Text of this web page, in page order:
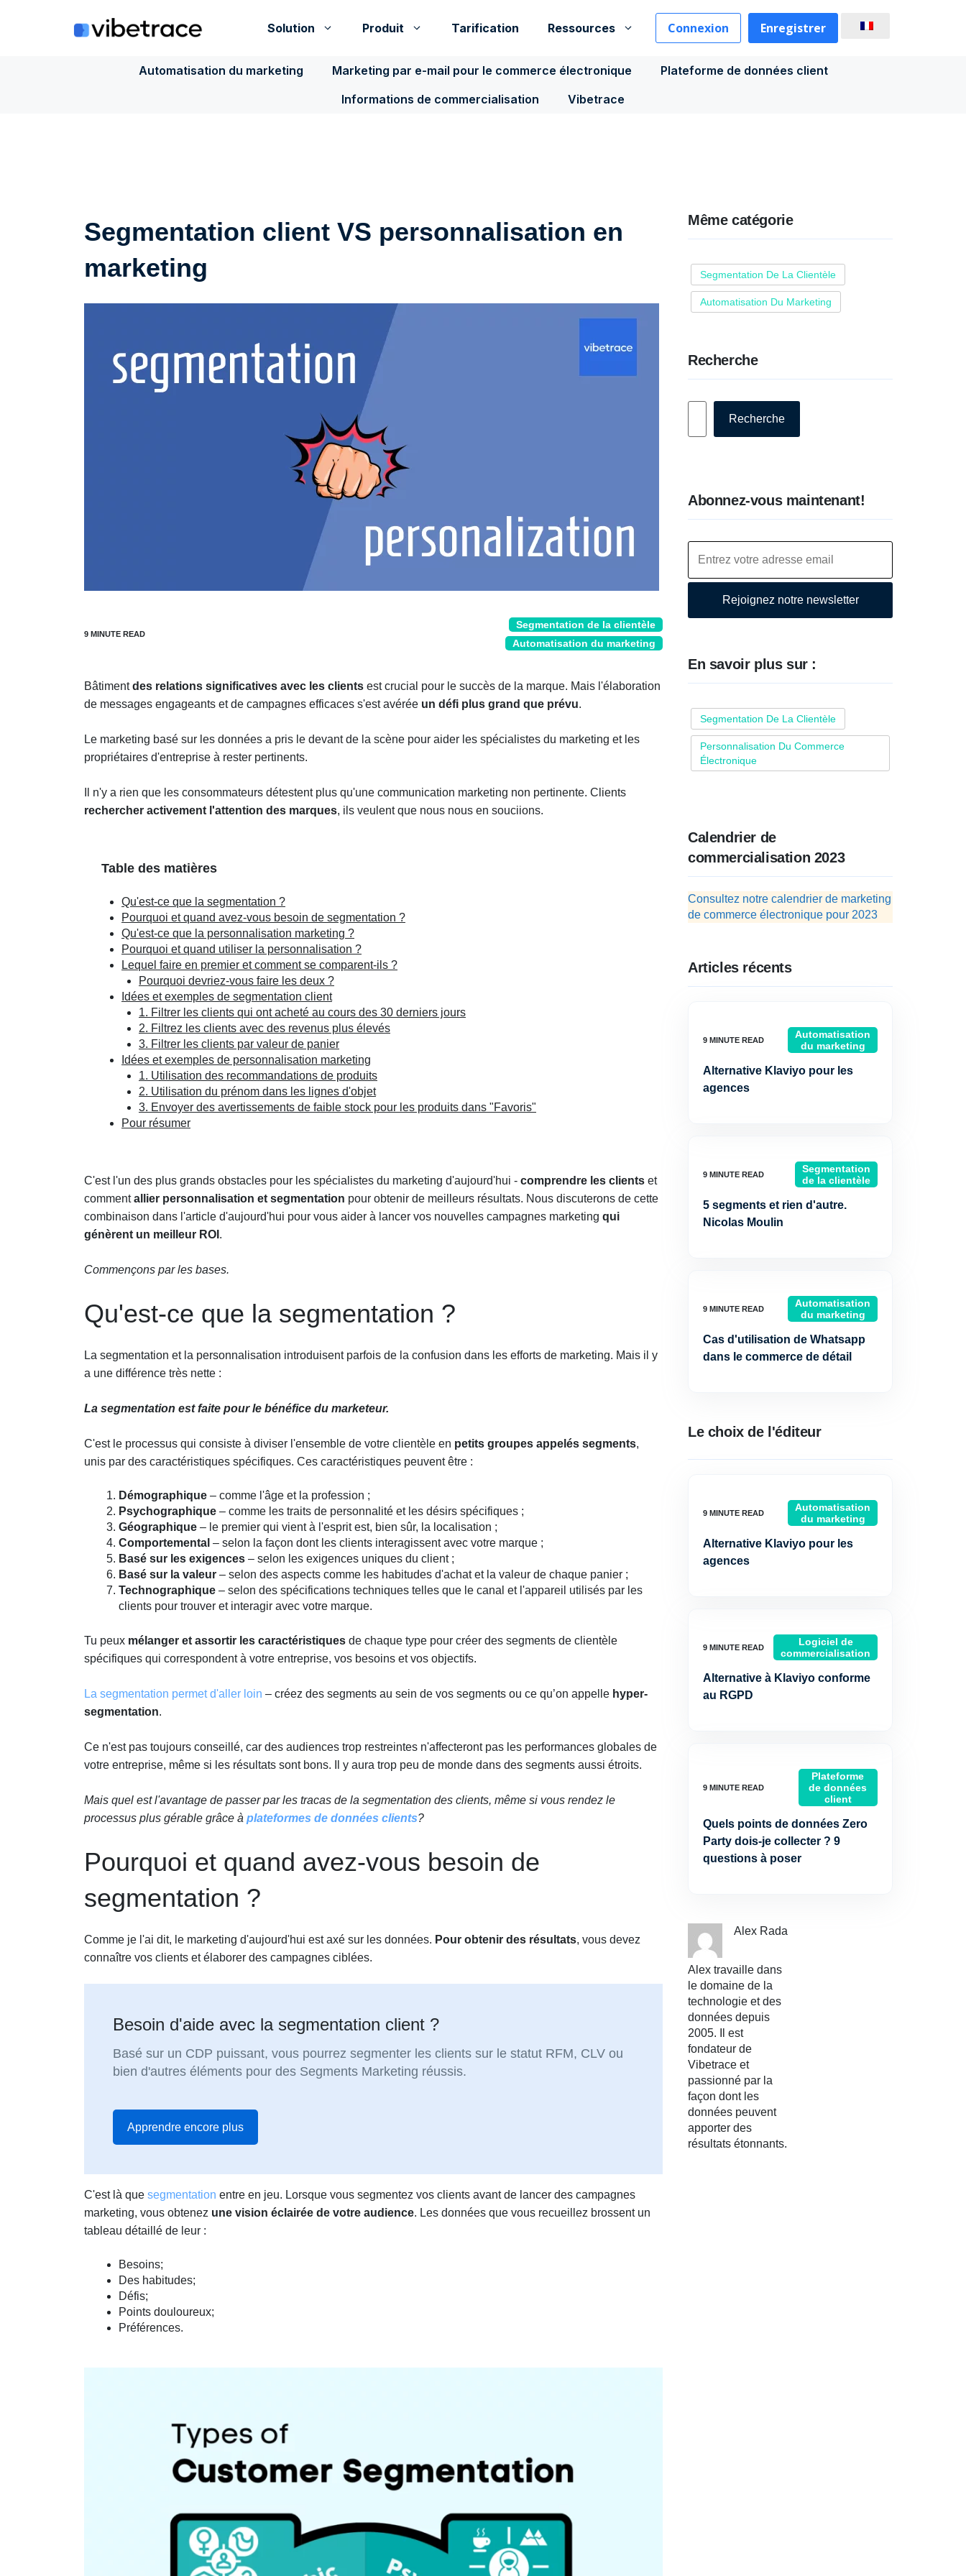
Solution Produit Tarification Ressources Connexion Enregistrer
Automatisation du marketing Marketing par e-mail pour le commerce électronique
Plateforme de données client
Informations de commercialisation
Vibetrace
Segmentation client VS personnalisation en
marketing
Segmentation de la clientèle
Automatisation du marketing
Bâtimentdes relations significatives avec les clients est crucial pour le succès de la marque. Mais l'élaboration
de messages engageants et de campagnes efficaces s'est avérée un défi plus grand que prévu.
Le marketing basé sur les données a pris le devant de la scène pour aider les spécialistes du marketing et les
propriétaires d'entreprise à rester pertinents.
Il n'y a rien que les consommateurs détestent plus qu'une communication marketing non pertinente. Clients
rechercher activement l'attention des marques, ils veulent que nous nous en souciions.
Table des matières
Qu'est-ce que la segmentation ?
Pourquoi et quand avez-vous besoin de segmentation ?
Qu'est-ce que la personnalisation marketing ?
Pourquoi et quand utiliser la personnalisation ?
Lequel faire en premier et comment se comparent-ils ?
Pourquoi devriez-vous faire les deux ?
Idées et exemples de segmentation client
1. Filtrer les clients qui ont acheté au cours des 30 derniers jours
2. Filtrez les clients avec des revenus plus élevés
3. Filtrer les clients par valeur de panier
Idées et exemples de personnalisation marketing
1. Utilisation des recommandations de produits
2. Utilisation du prénom dans les lignes d'objet
3. Envoyer des avertissements de faible stock pour les produits dans "Favoris"
Pour résumer
C'est l'un des plus grands obstacles pour les spécialistes du marketing d'aujourd'hui - comprendre les clients et
commentallier personnalisation et segmentation pour obtenir de meilleurs résultats. Nous discuterons de cette
combinaison dans l'article d'aujourd'hui pour vous aider à lancer vos nouvelles campagnes marketing qui
génèrent un meilleur ROI .
Commençons par les bases.
Qu'est-ce que la segmentation ?
La segmentation et la personnalisation introduisent parfois de la confusion dans les efforts de marketing. Mais il y
a une différence très nette :
La segmentation est faite pour le bénéfice du marketeur.
C'est le processus qui consiste à diviser l'ensemble de votre clientèle en petits groupes appelés segments,
unis par des caractéristiques spécifiques. Ces caractéristiques peuvent être :
Démographique – comme l'âge et la profession ;
Psychographique – comme les traits de personnalité et les désirs spécifiques ;
Géographique – le premier qui vient à l'esprit est, bien sûr, la localisation ;
Comportemental – selon la façon dont les clients interagissent avec votre marque ;
Basé sur les exigences – selon les exigences uniques du client ;
Basé sur la valeur – selon des aspects comme les habitudes d'achat et la valeur de chaque panier ;
Technographique – selon des spécifications techniques telles que le canal et l'appareil utilisés par les
clients pour trouver et interagir avec votre marque.
Tu peux mélanger et assortir les caractéristiques de chaque type pour créer des segments de clientèle
spécifiques qui correspondent à votre entreprise, vos besoins et vos objectifs.
La segmentation permet d'aller loin – créez des segments au sein de vos segments ou ce qu’on appelle hyper-
segmentation.
Ce n'est pas toujours conseillé, car des audiences trop restreintes n'affecteront pas les performances globales de
votre entreprise, même si les résultats sont bons. Il y aura trop peu de monde dans des segments aussi étroits.
Mais quel est l'avantage de passer par les tracas de la segmentation des clients, même si vous rendez le
processus plus gérable grâce à plateformes de données clients?
Pourquoi et quand avez-vous besoin de
segmentation ?
Comme je l'ai dit, le marketing d'aujourd'hui est axé sur les données. Pour obtenir des résultats, vous devez
connaître vos clients et élaborer des campagnes ciblées.
Besoin d'aide avec la segmentation client ?
Basé sur un CDP puissant, vous pourrez segmenter les clients sur le statut RFM, CLV ou
bien d'autres éléments pour des Segments Marketing réussis.
Apprendre encore plus
C'est là que segmentation entre en jeu. Lorsque vous segmentez vos clients avant de lancer des campagnes
marketing, vous obtenez une vision éclairée de votre audience. Les données que vous recueillez brossent un
tableau détaillé de leur :
Besoins;
Des habitudes;
Défis;
Points douloureux;
Préférences.
Même catégorie
Segmentation De La Clientèle
Automatisation Du Marketing
Recherche
Recherche
Abonnez-vous maintenant!
Rejoignez notre newsletter
En savoir plus sur :
Segmentation De La Clientèle
Personnalisation Du Commerce
Électronique
Calendrier de
commercialisation 2023
Consultez notre calendrier de marketing
de commerce électronique pour 2023
Articles récents
Automatisation
du marketing
Alternative Klaviyo pour les
agences
Segmentation
de la clientèle
5 segments et rien d'autre.
Nicolas Moulin
Automatisation
du marketing
Cas d'utilisation de Whatsapp
dans le commerce de détail
Le choix de l'éditeur
Automatisation
du marketing
Alternative Klaviyo pour les
agences
Logiciel de
commercialisation
Alternative à Klaviyo conforme
au RGPD
Plateforme
de données
client
Quels points de données Zero
Party dois-je collecter ? 9
questions à poser
Alex Rada
Alex travaille dans
le domaine de la
technologie et des
données depuis
2005. Il est
fondateur de
Vibetrace et
passionné par la
façon dont les
données peuvent
apporter des
résultats étonnants.